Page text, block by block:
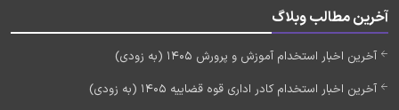
آخرین مطالب وبلاگ
آخرین اخبار استخدام آموزش و پرورش 1405 (به زودی)
آخرین اخبار استخدام کادر اداری قوه قضاییه 1405 (به زودی)